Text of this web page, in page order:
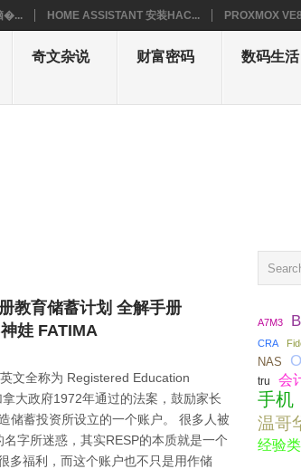
�... HOME ASSISTANT 安装HAC... PROXMOX
奇文杂说 财富密码 数码生活
教育储蓄计划 全解手册
娃 FATIMA
文全称为 Registered Education
大政府1972年通过的法案，鼓励家长
储蓄投资所设立的一个账户。 很多人被
名字所迷惑，其实RESP的本质就是一个
多福利，而这个账户也不只是用作储
A7M3
CRA
NAS
tru 会
手机
温哥
经验类